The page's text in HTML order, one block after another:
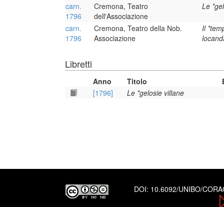
carn.
1796
Cremona, Teatro
dell'Associazione
Le
carn.
1796
Cremona, Teatro della Nob.
Associazione
Il
Libretti
Anno Titolo
[1796]
Le *gelosie villane
DOI: 10.6092/UNIBO/